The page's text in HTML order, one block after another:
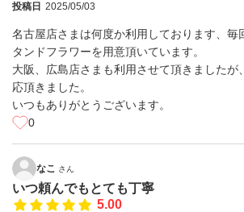
投稿日 2025/05/03
名古屋店さまは何度か利用しております、毎
タンドフラワーを用意頂いています。
大阪、広島店さまも利用させて頂きましたが
応頂きました。
いつもありがとうございます。
0
なこ さん
いつ頼んでもとても丁寧
5.00